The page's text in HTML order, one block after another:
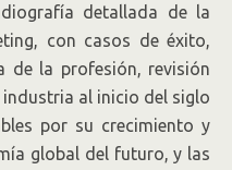
detallada de la
con casos de éxito,
de la profesión, revisión
al inicio del siglo
por su crecimiento y
global del futuro, y las